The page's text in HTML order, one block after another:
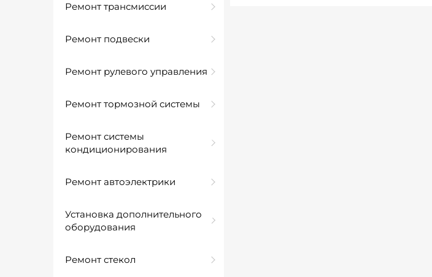
Ремонт трансмиссии
Ремонт подвески
Ремонт рулевого управления
Ремонт тормозной системы
Ремонт системы
кондиционирования
Ремонт автоэлектрики
Установка дополнительного
оборудования
Ремонт стекол